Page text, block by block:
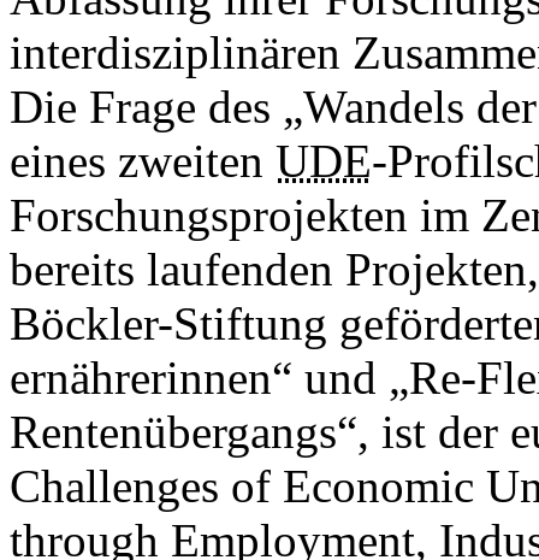
interdisziplinären
Die Frage des „Wandels
eines zweiten UDE-
Forschungsprojekten im
bereits laufenden
Böckler-Stiftung
ernährerinnen“ und „Re-
Rentenübergangs“, ist der
Challenges of Economic
through Employment,